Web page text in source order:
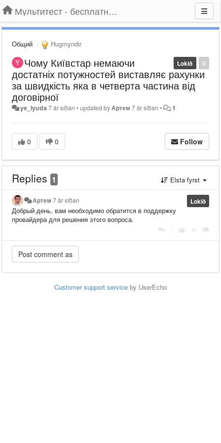
Мультитест - бесплатный подбор провайдера по адресу
Общий Hugmyndir
0
Lokið
Чому Київстар немаючи
достатніх потужностей виставляє рахунки
за швидкість яка в четверта частина від
договірної
ye_lyuda 7 ár síðan •updated byАртем 7 ár síðan • 1
0 0 Follow
Replies 1 Elsta fyrst
Lokið
Артем 7 ár síðan
Добрый день, вам необходимо обратится в поддержку
провайдера для решения этого вопроса.
Customer support service by UserEcho